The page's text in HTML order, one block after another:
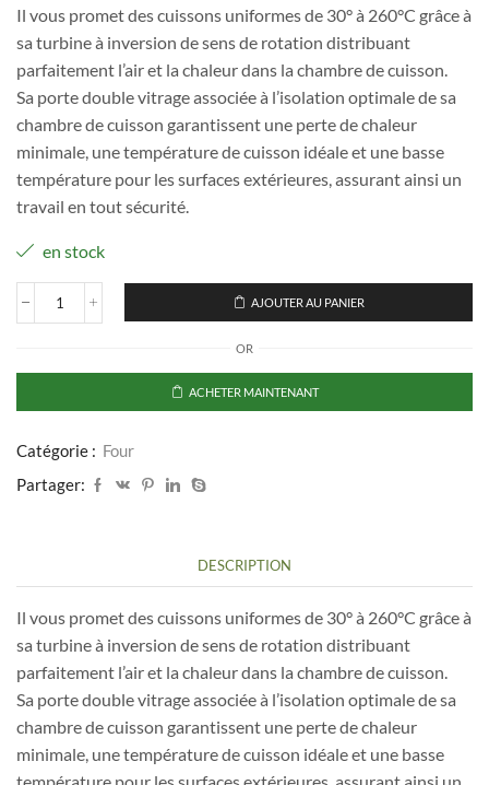
initial
était :
990,00 €.
actuel
est :
850,00 €.
Il vous promet des cuissons uniformes de 30° à 260°C grâce à
sa turbine à inversion de sens de rotation distribuant
parfaitement l’air et la chaleur dans la chambre de cuisson.
Sa porte double vitrage associée à l’isolation optimale de sa
chambre de cuisson garantissent une perte de chaleur
minimale, une température de cuisson idéale et une basse
température pour les surfaces extérieures, assurant ainsi un
travail en tout sécurité.
en stock
quantité
-
à
pulsé
niveaux
-
-
DOMENICA
AJOUTER AU PANIER
OR
ACHETER MAINTENANT
Catégorie : Four
Partager:
DESCRIPTION
Il vous promet des cuissons uniformes de 30° à 260°C grâce à
sa turbine à inversion de sens de rotation distribuant
parfaitement l’air et la chaleur dans la chambre de cuisson.
Sa porte double vitrage associée à l’isolation optimale de sa
chambre de cuisson garantissent une perte de chaleur
minimale, une température de cuisson idéale et une basse